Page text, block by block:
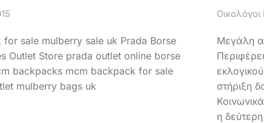
sale mulberry sale uk Prada Borse
Outlet Store prada outlet online borse
backpacks mcm backpack for sale
mulberry bags uk
Οικολόγοι
Μεγάλη
στήριξη
η